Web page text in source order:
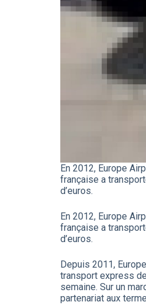
En 2012, Europe
française a
d’euros.
En 2012, Europe
française a
d’euros.
Depuis 2011,
transport express
semaine. Sur un
partenariat aux